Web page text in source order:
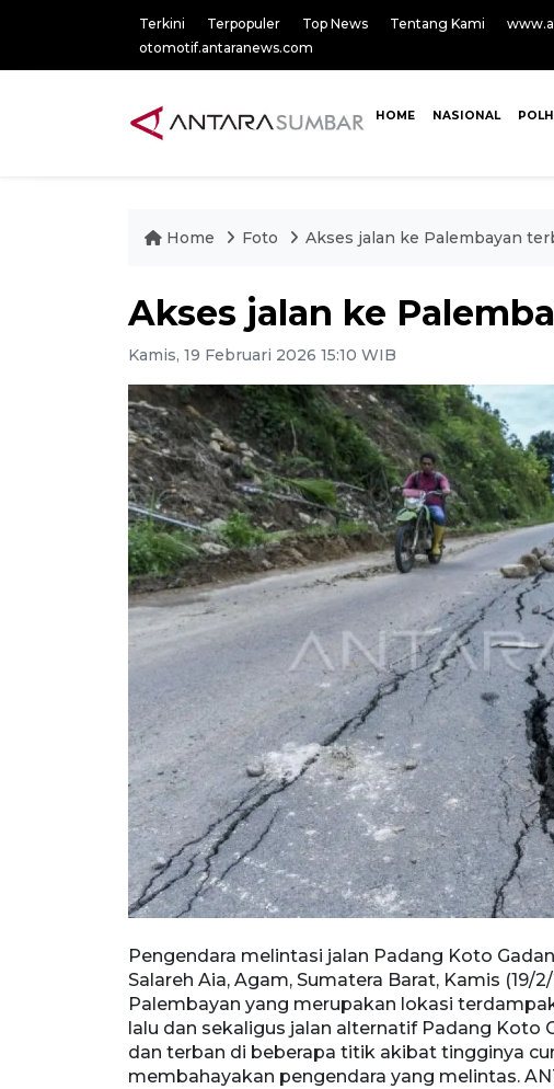
Terkini Terpopuler Top News Tentang Kami
otomotif.antaranews.com
HOME NASIONAL
Home Foto Akses jalan ke Palembayan
Akses jalan ke
Kamis, 19 Februari 2026 15:10 WIB
Pengendara melintasi jalan Padang Koto
Salareh Aia, Agam, Sumatera Barat, Kamis (19/
Palembayan yang merupakan lokasi
lalu dan sekaligus jalan alternatif Padang Koto
dan terban di beberapa titik akibat tingginya
membahayakan pengendara yang melintas.